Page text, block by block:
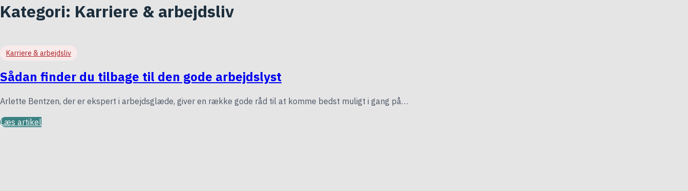
Kategori: Karriere & arbejdsliv
Karriere & arbejdsliv
Sådan finder du tilbage til den gode arbejdslyst
Arlette Bentzen, der er ekspert i arbejdsglæde, giver en række gode råd til at komme bedst muligt i gang på…
Læs artikel